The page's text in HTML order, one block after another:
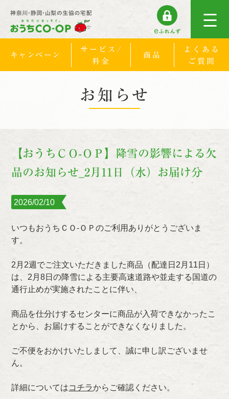
キャンペーン
サービス/
料金
商品
よくある
ご質問
お知らせ
【おうちＣＯ-ＯＰ】降雪の影響による欠
品のお知らせ_2月11日（水）お届け分
2026/02/10
いつもおうちＣＯ-ＯＰのご利用ありがとうございま
す。
2月2週でご注文いただきました商品（配達日2月11日）
は、2月8日の降雪による主要高速道路や並走する国道の
通行止めが実施されたことに伴い、
商品を仕分けするセンターに商品が入荷できなかったこ
とから、お届けすることができなくなりました。
ご不便をおかけいたしまして、誠に申し訳ございませ
ん。
詳細についてはコチラからご確認ください。